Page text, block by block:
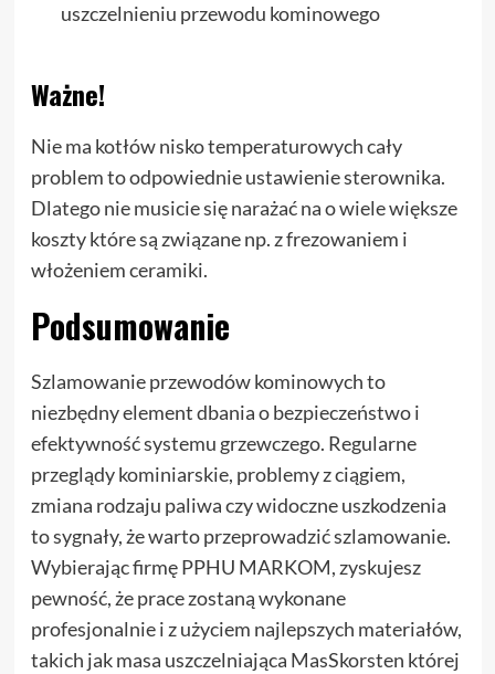
uszczelnieniu przewodu kominowego
Ważne!
Nie ma kotłów nisko temperaturowych cały
problem to odpowiednie ustawienie sterownika.
Dlatego nie musicie się narażać na o wiele większe
koszty które są związane np. z frezowaniem i
włożeniem ceramiki.
Podsumowanie
Szlamowanie przewodów kominowych to
niezbędny element dbania o bezpieczeństwo i
efektywność systemu grzewczego. Regularne
przeglądy kominiarskie, problemy z ciągiem,
zmiana rodzaju paliwa czy widoczne uszkodzenia
to sygnały, że warto przeprowadzić szlamowanie.
Wybierając firmę PPHU MARKOM, zyskujesz
pewność, że prace zostaną wykonane
profesjonalnie i z użyciem najlepszych materiałów,
takich jak masa uszczelniająca MasSkorsten której